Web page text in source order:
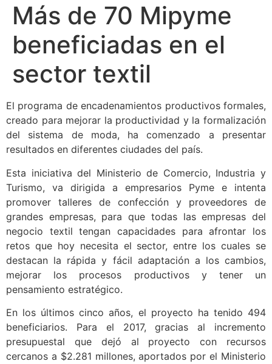
Más de 70 Mipyme
beneficiadas en el
sector textil
El programa de encadenamientos productivos formales,
creado para mejorar la productividad y la formalización
del sistema de moda, ha comenzado a presentar
resultados en diferentes ciudades del país.
Esta iniciativa del Ministerio de Comercio, Industria y
Turismo, va dirigida a empresarios Pyme e intenta
promover talleres de confección y proveedores de
grandes empresas, para que todas las empresas del
negocio textil tengan capacidades para afrontar los
retos que hoy necesita el sector, entre los cuales se
destacan la rápida y fácil adaptación a los cambios,
mejorar los procesos productivos y tener un
pensamiento estratégico.
En los últimos cinco años, el proyecto ha tenido 494
beneficiarios. Para el 2017, gracias al incremento
presupuestal que dejó al proyecto con recursos
cercanos a $2.281 millones, aportados por el Ministerio